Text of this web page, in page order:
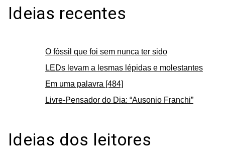
Ideias recentes
O fóssil que foi sem nunca ter sido
LEDs levam a lesmas lépidas e molestantes
Em uma palavra [484]
Livre-Pensador do Dia: “Ausonio Franchi”
Ideias dos leitores